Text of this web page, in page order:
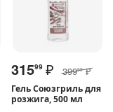
31599 ₽ 39999 ₽
Гель Союзгриль для
розжига, 500 мл